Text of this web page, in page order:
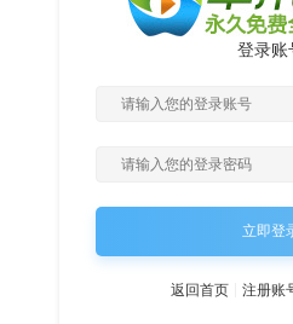
登录账
立即登
返回首页 注册账